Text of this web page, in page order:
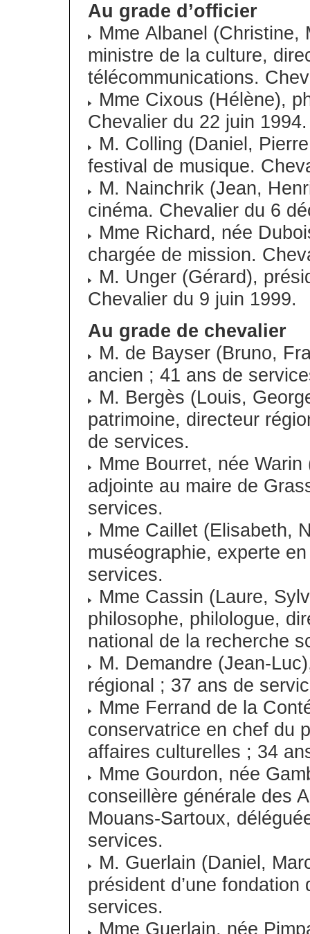
Au grade d’officier
Mme Albanel (Christine,
ministre de la culture,
télécommunications.
Mme Cixous (Hélène),
Chevalier du 22 juin 1994.
M. Colling (Daniel,
festival de musique.
M. Nainchrik (Jean,
cinéma. Chevalier du 6
Mme Richard, née
chargée de mission.
M. Unger (Gérard),
Chevalier du 9 juin 1999.
Au grade de chevalier
M. de Bayser (Bruno,
ancien ; 41 ans de
M. Bergès (Louis,
patrimoine, directeur
de services.
Mme Bourret, née
adjointe au maire de
services.
Mme Caillet (Elisabeth,
muséographie, experte
services.
Mme Cassin (Laure,
philosophe, philologue,
national de la recherche
M. Demandre (Jean-
régional ; 37 ans de
Mme Ferrand de la
conservatrice en chef du
affaires culturelles ; 34
Mme Gourdon, née
conseillère générale des
Mouans-Sartoux,
services.
M. Guerlain (Daniel,
président d’une fondation
services.
Mme Guerlain, née